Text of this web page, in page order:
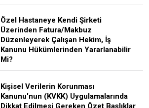
Özel Hastaneye Kendi Şirketi
Üzerinden Fatura/Makbuz
Düzenleyerek Çalışan Hekim, İş
Kanunu Hükümlerinden Yararlanabilir
Mi?
Kişisel Verilerin Korunması
Kanunu'nun (KVKK) Uygulamalarında
Dikkat Edilmesi Gereken Özet Başlıklar